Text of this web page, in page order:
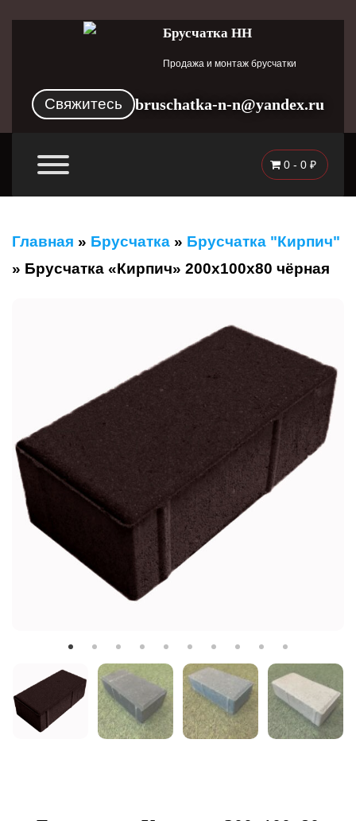
Брусчатка НН
Продажа и монтаж брусчатки
Свяжитесь bruschatka-n-n@yandex.ru
0 - 0 ₽
Главная » Брусчатка » Брусчатка "Кирпич"
» Брусчатка «Кирпич» 200x100x80 чёрная